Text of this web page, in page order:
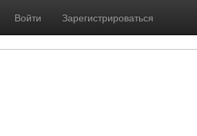
Войти Зарегистрироваться